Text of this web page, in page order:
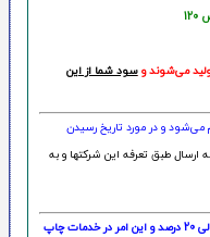
می‌شوند وسود شما از این
می‌شود و در مورد تاریخ رسیدن
ارسال طبق تعرفه این شرکتها و به
اختلاف رنگ محصول نهایی با عکس سایت 10 الی 20 درصد و این امر در خدمات چاپ